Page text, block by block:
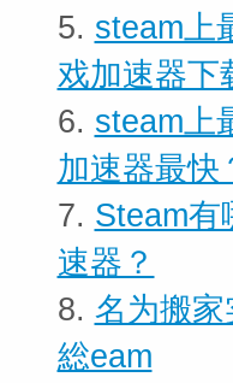
5. steam上
戏加速器下
6. steam上
加速器最快
7. Steam有
速器？
8. 名为搬
総eam